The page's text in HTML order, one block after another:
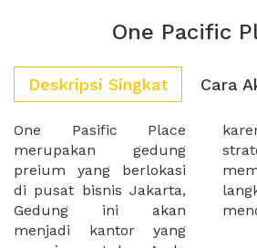
One Pacific
Deskripsi Singkat Cara
One Pasific Place
merupakan gedung
preium yang berlokasi
di pusat bisnis Jakarta,
Gedung ini akan
menjadi kantor yang
karena loksai yang
strategis dapat
membuat sebuah
langkah strategis untuk